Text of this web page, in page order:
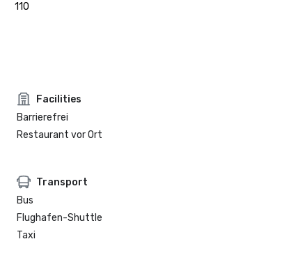
110
Facilities
Barrierefrei
Restaurant vor Ort
Transport
Bus
Flughafen-Shuttle
Taxi